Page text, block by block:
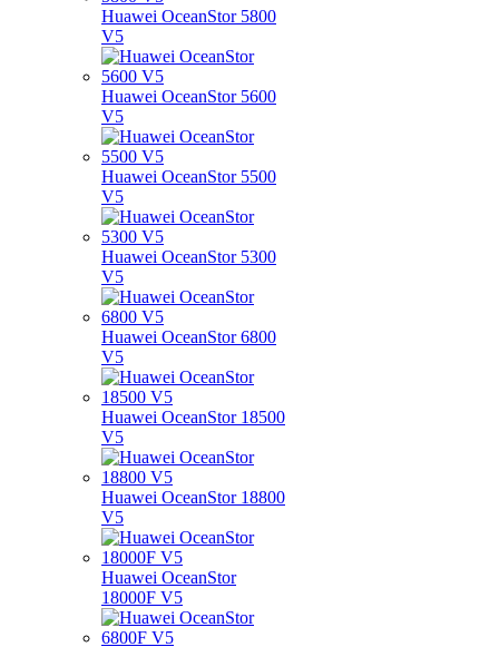
Huawei OceanStor 5800
V5
Huawei OceanStor 5600
V5
Huawei OceanStor 5500
V5
Huawei OceanStor 5300
V5
Huawei OceanStor 6800
V5
Huawei OceanStor 18500
V5
Huawei OceanStor 18800
V5
Huawei OceanStor
18000F V5